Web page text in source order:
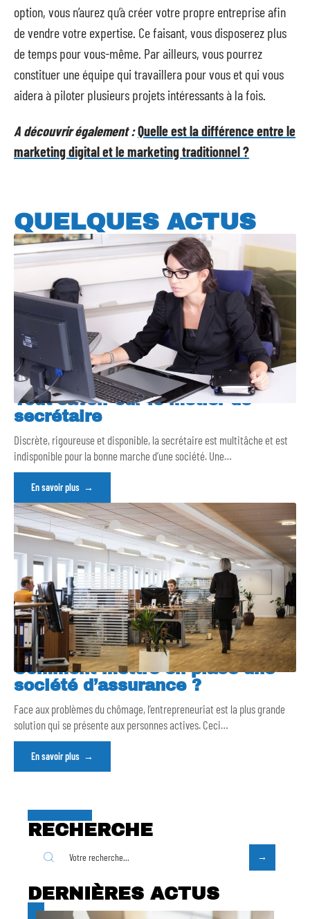
option, vous n’aurez qu’à créer votre propre entreprise afin
de vendre votre expertise. Ce faisant, vous disposerez plus
de temps pour vous-même. Par ailleurs, vous pourrez
constituer une équipe qui travaillera pour vous et qui vous
aidera à piloter plusieurs projets intéressants à la fois.
A découvrir également :Quelle est la différence entre le
marketing digital et le marketing traditionnel ?
QUELQUES ACTUS
Tout savoir sur le métier de
secrétaire
Discrète, rigoureuse et disponible, la secrétaire est multitâche et est
indisponible pour la bonne marche d’une société. Une…
En savoir plus
Comment mettre en place une
société d’assurance ?
Face aux problèmes du chômage, l’entrepreneuriat est la plus grande
solution qui se présente aux personnes actives. Ceci…
En savoir plus
RECHERCHE
DERNIÈRES ACTUS